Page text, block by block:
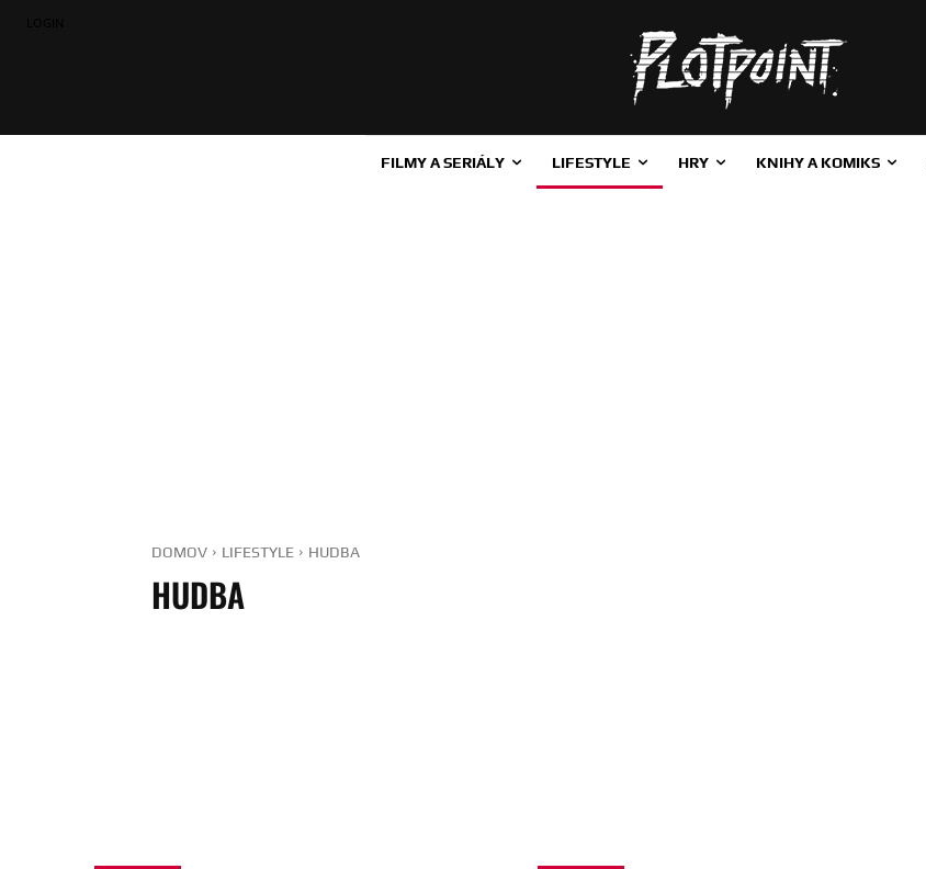
FILMY A SERIÁLY LIFESTYLE HRY KNIHY A KOMIKS
DOMOV LIFESTYLE HUDBA
HUDBA